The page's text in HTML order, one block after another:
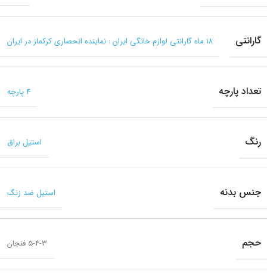
گارانتی ۱۸ ماه گارانتی لوازم خانگی ایران : نماینده انحصاری کرکماز در ایران
تعداد پارچه 4 پارچه
رنگ استیل براق
جنس بدنه استیل ضد زنگ
حجم 5-4-3 فنجان